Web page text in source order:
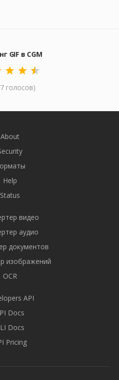
GIF в CGM
голосов)
About
Help
Status
видео
аудио
документов
изображений
OCR
API
Docs
Docs
Pricing